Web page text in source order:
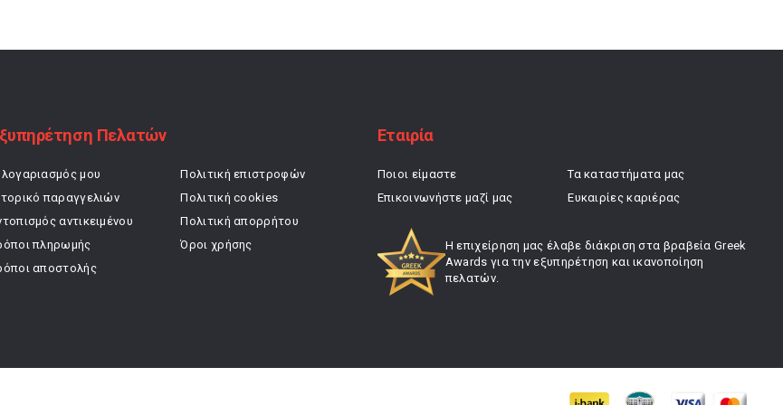
Πελατών
μου
παραγγελιών
αντικειμένου
πληρωμής
αποστολής
Πολιτική επιστροφών
Πολιτική cookies
Πολιτική απορρήτου
Όροι χρήσης
Εταιρία
Ποιοι είμαστε
Επικοινωνήστε μαζί μας
Τα καταστήματα μας
Ευκαιρίες καριέρας
Η επιχείρηση μας έλαβε διάκριση στα βραβεία Greek
Awards για την εξυπηρέτηση και ικανοποίηση
πελατών.